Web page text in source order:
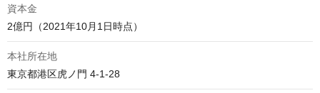
資本金
2億円（2021年10月1日時点）
本社所在地
東京都港区虎ノ門 4-1-28